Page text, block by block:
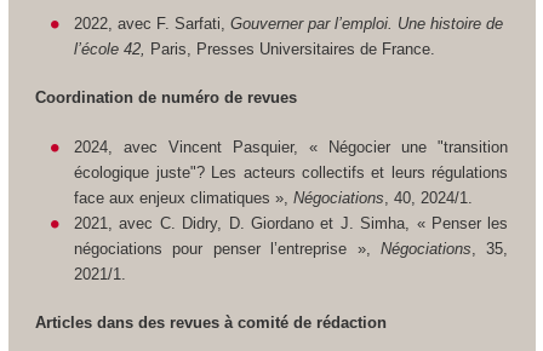
2022, avec F. Sarfati,Gouverner par l’emploi. Une histoire de
l’école 42,
Paris, Presses Universitaires de France.
Coordination de numéro de revues
2024, avec Vincent Pasquier, « Négocier une "transition
écologique juste"? Les acteurs collectifs et leurs régulations
face aux enjeux climatiques »,Négociations , 40, 2024/1.
2021, avec C. Didry, D. Giordano et J. Simha, « Penser les
négociations pour penser l’entreprise »,Négociations , 35,
2021/1.
Articles dans des revues à comité de rédaction